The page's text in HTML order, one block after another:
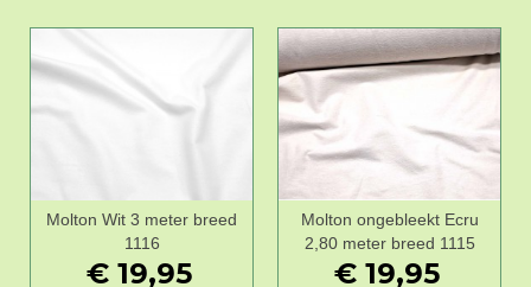
Molton Wit 3 meter breed
1116
€ 19,95
Molton ongebleekt Ecru
2,80 meter breed 1115
€ 19,95